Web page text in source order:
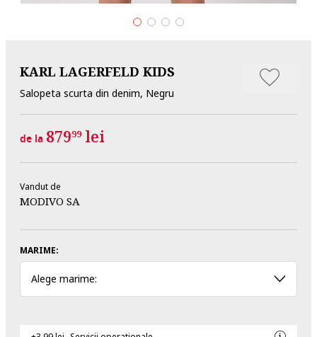
KARL LAGERFELD KIDS
Salopeta scurta din denim, Negru
de la 87999 lei
Vandut de
MODIVO SA
MARIME:
Alege marime: